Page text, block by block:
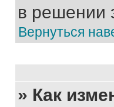
в решении
Вернуться
» Как